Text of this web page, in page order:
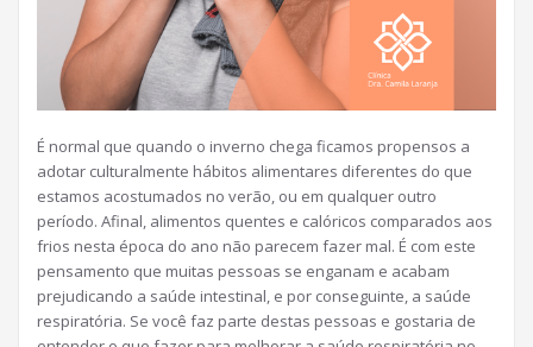
É normal que quando o inverno chega ficamos propensos a
adotar culturalmente hábitos alimentares diferentes do que
estamos acostumados no verão, ou em qualquer outro
período. Afinal, alimentos quentes e calóricos comparados aos
frios nesta época do ano não parecem fazer mal. É com este
pensamento que muitas pessoas se enganam e acabam
prejudicando a saúde intestinal, e por conseguinte, a saúde
respiratória. Se você faz parte destas pessoas e gostaria de